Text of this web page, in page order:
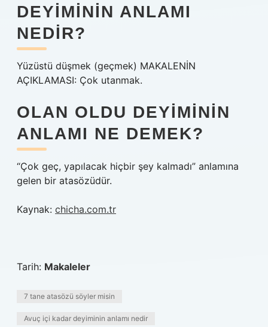
DEYIMININ ANLAMI
NEDIR?
Yüzüstü düşmek (geçmek) MAKALENİN
AÇIKLAMASI: Çok utanmak.
OLAN OLDU DEYIMININ
ANLAMI NE DEMEK?
“Çok geç, yapılacak hiçbir şey kalmadı” anlamına
gelen bir atasözüdür.
Kaynak: chicha.com.tr
Tarih: Makaleler
7 tane atasözü söyler misin
Avuç içi kadar deyiminin anlamı nedir